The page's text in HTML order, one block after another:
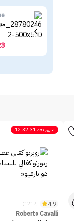
ينتهي بعد 12:32:31
4.9
(1217)
Roberto Cavalli